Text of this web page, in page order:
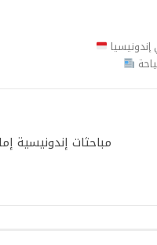
مباحثات إندونيسية